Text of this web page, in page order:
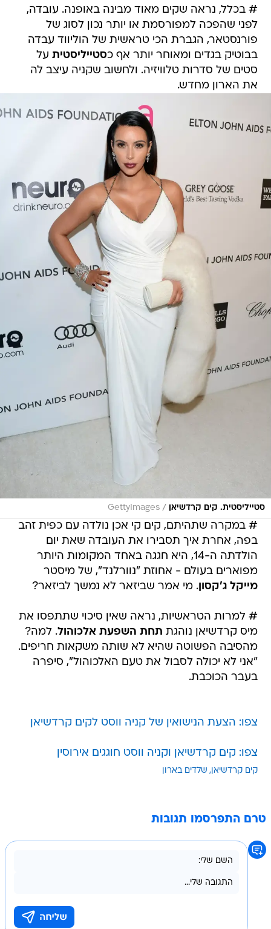
# בכלל, נראה שקים מאוד מבינה באופנה. עובדה,
לפני שהפכה למפורסמת או יותר נכון לסוג של
פורנסטאר, הגברת הכי טראשית של הוליווד עבדה
בבוטיק בגדים ומאוחר יותר אף כסטייליסטית על
סטים של סדרות טלוויזיה. ולחשוב שקניה עיצב לה
את הארון מחדש.
סטייליסטית. קים קרדשיאן /
GettyImages
# במקרה שתהיתם, קים קי אכן נולדה עם כפית זהב
בפה, אחרת איך תסבירו את העובדה שאת יום
הולדתה ה-14, היא חגגה באחד המקומות היותר
מפוארים בעולם - אחוזת "נוורלנד", של מיסטר
מייקל ג'קסון. מי אמר שביזאר לא נמשך לביזאר?
# למרות הטראשיות, נראה שאין סיכוי שתתפסו את
מיס קרדשיאן נוהגת תחת השפעת אלכוהול. למה?
מהסיבה הפשוטה שהיא לא שותה משקאות חריפים.
"אני לא יכולה לסבול את טעם האלכוהול", סיפרה
בעבר הכוכבת.
צפו: הצעת הנישואין של קניה ווסט לקים קרדשיאן
צפו: קים קרדשיאן וקניה ווסט חוגגים אירוסין
קים קרדשיאן שלדים בארון
טרם התפרסמו תגובות